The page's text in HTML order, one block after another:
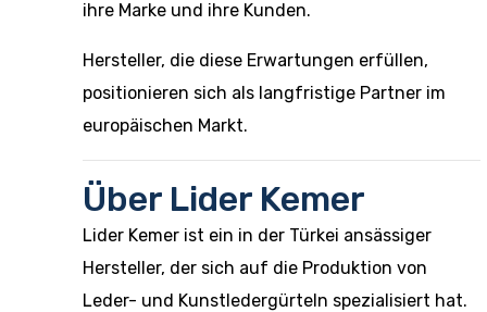
ihre Marke und ihre Kunden.
Hersteller, die diese Erwartungen erfüllen,
positionieren sich als langfristige Partner im
europäischen Markt.
Über Lider Kemer
Lider Kemer ist ein in der Türkei ansässiger
Hersteller, der sich auf die Produktion von
Leder- und Kunstledergürteln spezialisiert hat.